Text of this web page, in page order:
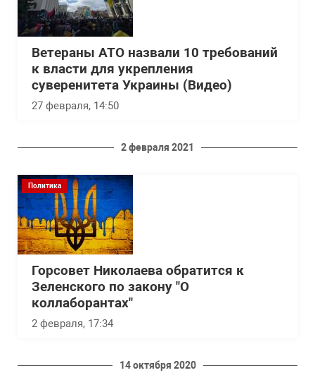
Ветераны АТО назвали 10 требований
к власти для укрепления
суверенитета Украины (Видео)
27 февраля, 14:50
2 февраля 2021
Политика
Горсовет Николаева обратится к
Зеленского по закону "О
коллаборантах"
2 февраля, 17:34
14 октября 2020